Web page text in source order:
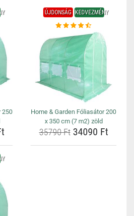
250
ÚJDONSÁG KEDVEZMÉNY
Home & Garden Fóliasátor 200
x 350 cm (7 m2) zöld
35790 Ft34090 Ft